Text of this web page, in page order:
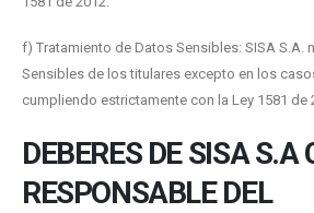
f) Tratamiento de Datos Sensibles: SISA S.A.
Sensibles de los titulares excepto en los
cumpliendo estrictamente con la Ley 1581 de
DEBERES DE SISA S.A
RESPONSABLE DEL